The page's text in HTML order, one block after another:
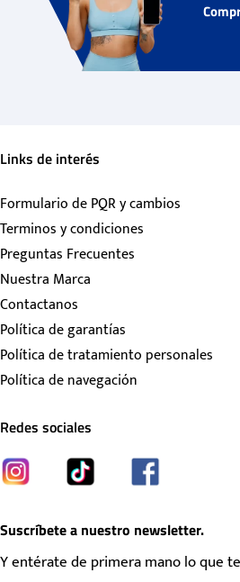
Links de interés
Formulario de PQR y cambios
Terminos y condiciones
Preguntas Frecuentes
Nuestra Marca
Contactanos
Política de garantías
Política de tratamiento personales
Política de navegación
Redes sociales
Suscríbete a nuestro newsletter.
Y entérate de primera mano lo que